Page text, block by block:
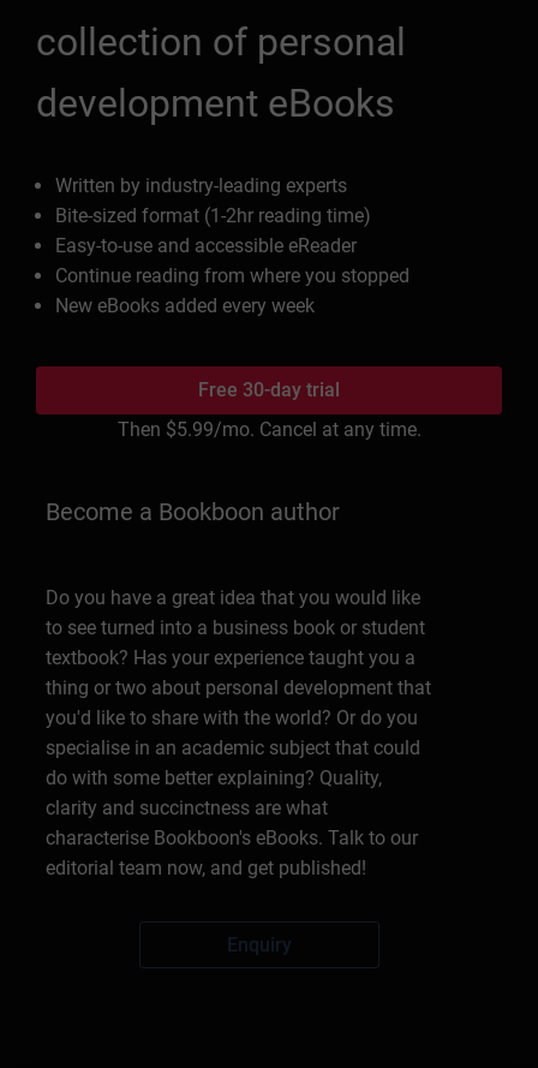
collection of personal
development eBooks
Written by industry-leading experts
Bite-sized format (1-2hr reading time)
Easy-to-use and accessible eReader
Continue reading from where you stopped
New eBooks added every week
Free 30-day trial
Then $5.99/mo. Cancel at any time.
Become a Bookboon author
Do you have a great idea that you would like
to see turned into a business book or student
textbook? Has your experience taught you a
thing or two about personal development that
you'd like to share with the world? Or do you
specialise in an academic subject that could
do with some better explaining? Quality,
clarity and succinctness are what
characterise Bookboon's eBooks. Talk to our
editorial team now, and get published!
Enquiry